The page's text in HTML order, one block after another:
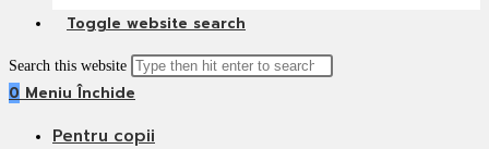
Toggle website search
Search this website
0 Meniu Închide
Pentru copii